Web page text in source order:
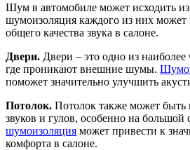
Шум в автомобиле может исходить
шумоизоляция каждого из них
общего качества звука в салоне.
Двери. Двери – это одно из наиболее
где проникают внешние шумы.
поможет значительно улучшить
Потолок. Потолок также может
звуков и гулов, особенно на большой
шумоизоляция может привести к
комфорта в салоне.